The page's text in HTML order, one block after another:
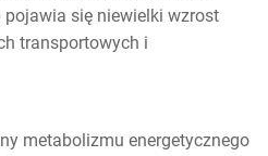
pojawia się niewielki wzrost
transportowych i
metabolizmu energetycznego